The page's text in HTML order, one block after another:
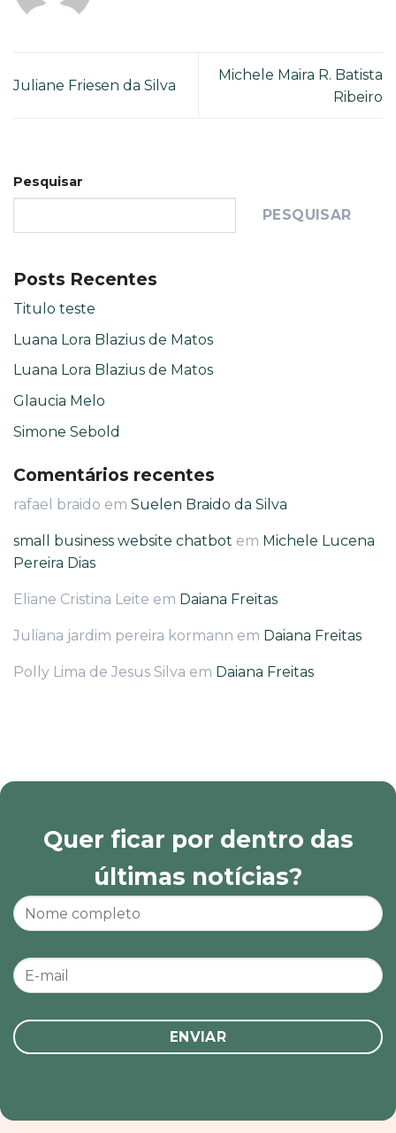
Juliane Friesen da Silva
Michele Maira R. Batista
Ribeiro
Pesquisar
PESQUISAR
Posts Recentes
Titulo teste
Luana Lora Blazius de Matos
Luana Lora Blazius de Matos
Glaucia Melo
Simone Sebold
Comentários recentes
rafael braido em Suelen Braido da Silva
small business website chatbot em Michele Lucena
Pereira Dias
Eliane Cristina Leite em Daiana Freitas
Juliana jardim pereira kormann em Daiana Freitas
Polly Lima de Jesus Silva em Daiana Freitas
Quer ficar por dentro das
últimas notícias?